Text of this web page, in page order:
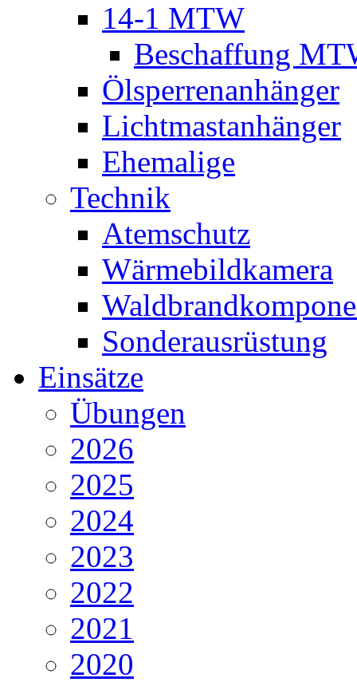
14-1 MTW
Beschaffung
Ölsperrenanhänger
Lichtmastanhänger
Ehemalige
Technik
Atemschutz
Wärmebildkamera
Sonderausrüstung
Einsätze
Übungen
2026
2025
2024
2023
2022
2021
2020